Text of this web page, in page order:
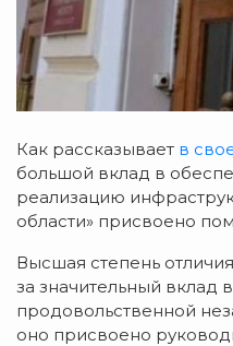
Как рассказывает в
большой вклад в
реализацию
области» присвоено
Высшая степень
за значительный вклад
продовольственной
оно присвоено